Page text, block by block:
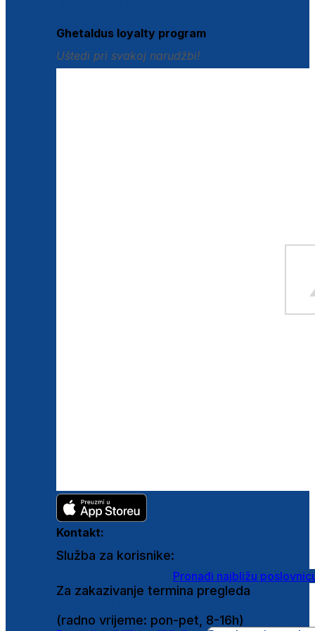
Ghetaldus loyalty program
Uštedi pri svakoj narudžbi!
Kontakt:
Služba za korisnike:
Pronađi najbližu
Za zakazivanje termina pregleda
(radno vrijeme: pon-pet, 8-16h)